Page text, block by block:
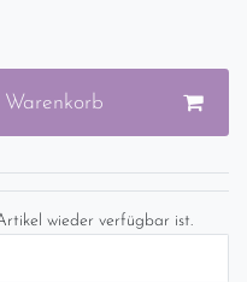
Warenkorb
wieder verfügbar ist.